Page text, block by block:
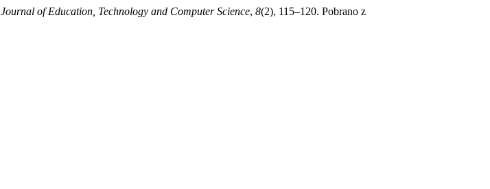
Journal of Education, Technology and Computer Science, 8(2), 115–120. Pobrano z